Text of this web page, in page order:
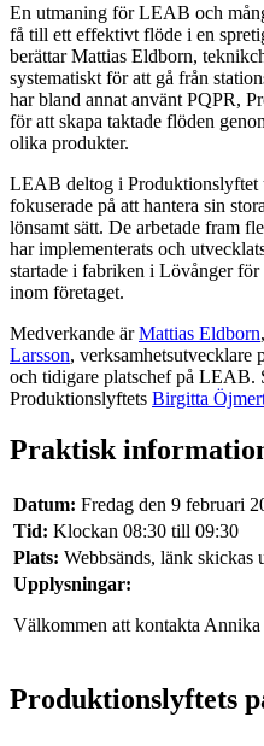
En utmaning för LEAB och
få till ett effektivt flöde i en
berättar Mattias Eldborn,
systematiskt för att gå från
har bland annat använt PQPR,
för att skapa taktade flöden
olika produkter.
LEAB deltog i Produktionslyftet
fokuserade på att hantera sin
lönsamt sätt. De arbetade fram
har implementerats och
startade i fabriken i Lövånger
inom företaget.
Medverkande ärMattias Eldborn
Larsson, verksamhetsutvecklare
och tidigare platschef på LEAB.
Produktionslyftets Birgitta
Praktisk
Datum: Fredag den 9 februari
Tid: Klockan 08:30 till 09:30
Plats: Webbsänds, länk skickas
Upplysningar:
Välkommen att kontakta
Produktionslyftets